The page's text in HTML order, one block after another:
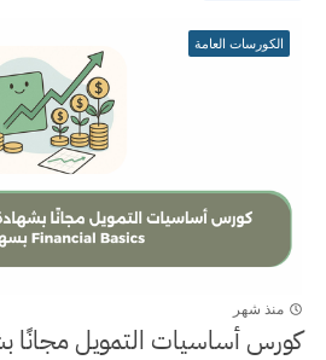
الكورسات العامة
منذ شهر